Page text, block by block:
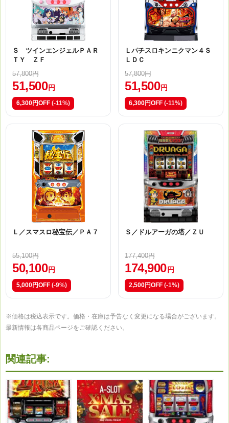
Ｓ ツインエンジェルＰＡＲ
ＴＹ ＺＦ
57,800円
51,500 円
6,300円OFF (-11%)
Ｌパチスロキンニクマン４Ｓ
ＬＤＣ
57,800円
51,500 円
6,300円OFF (-11%)
Ｌ／スマスロ秘宝伝／ＰＡ７
55,100円
50,100 円
5,000円OFF (-9%)
Ｓ／ドルアーガの塔／ＺＵ
177,400円
174,900 円
2,500円OFF (-1%)
※価格は税込表示です。価格・在庫は予告なく変更になる場合がございます。
最新情報は各商品ページをご確認ください。
関連記事: